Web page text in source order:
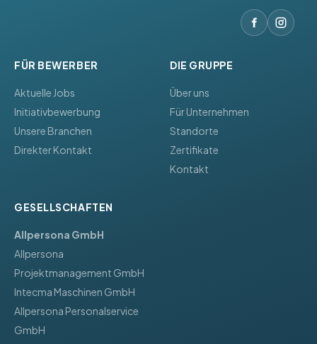
FÜR BEWERBER
Aktuelle Jobs
Initiativbewerbung
Unsere Branchen
Direkter Kontakt
DIE GRUPPE
Über uns
Für Unternehmen
Standorte
Zertifikate
Kontakt
GESELLSCHAFTEN
Allpersona GmbH
Allpersona
Projektmanagement GmbH
Intecma Maschinen GmbH
Allpersona Personalservice
GmbH